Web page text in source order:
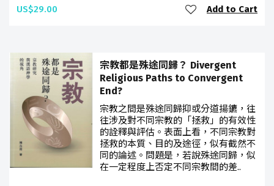
US$29.00 Add to Cart
宗教都是殊途同歸？ Divergent
Religious Paths to Convergent
End?
宗教之間是殊途同歸抑或分道揚鑣，往
往涉及對不同宗教的「拯救」的有效性
的詮釋與評估。表面上看，不同宗教對
拯救的本質、目的及途徑，似有截然不
同的論述。問題是，若說殊途同歸，似
在一定程度上否定不同宗教間的差..